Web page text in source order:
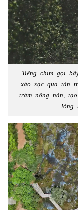
Tiếng chim gọi
xào xạc qua tán
tràm nồng nàn,
lòng